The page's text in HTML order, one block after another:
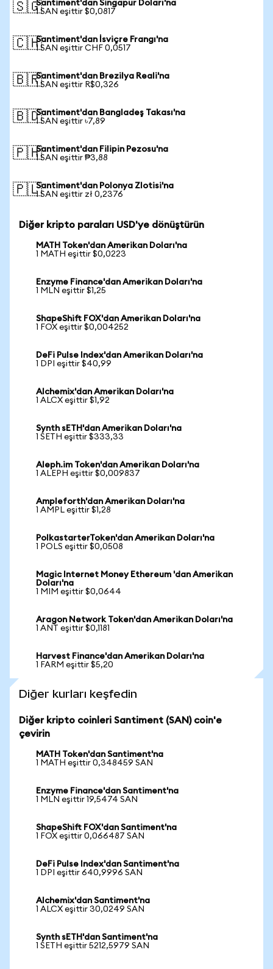
🇸🇬Santiment'dan Singapur Doları'na
1 SAN eşittir $0,0817
🇨🇭Santiment'dan İsviçre Frangı'na
1 SAN eşittir CHF 0,0517
🇧🇷Santiment'dan Brezilya Reali'na
1 SAN eşittir R$0,326
🇧🇩Santiment'dan Bangladeş Takası'na
1 SAN eşittir ৳7,89
🇵🇭Santiment'dan Filipin Pezosu'na
1 SAN eşittir ₱3,88
🇵🇱Santiment'dan Polonya Zlotisi'na
1 SAN eşittir zł 0,2376
Diğer kripto paraları USD'ye dönüştürün
MATH Token'dan Amerikan Doları'na
1 MATH eşittir $0,0223
Enzyme Finance'dan Amerikan Doları'na
1 MLN eşittir $1,25
ShapeShift FOX'dan Amerikan Doları'na
1 FOX eşittir $0,004252
DeFi Pulse Index'dan Amerikan Doları'na
1 DPI eşittir $40,99
Alchemix'dan Amerikan Doları'na
1 ALCX eşittir $1,92
Synth sETH'dan Amerikan Doları'na
1 SETH eşittir $333,33
Aleph.im Token'dan Amerikan Doları'na
1 ALEPH eşittir $0,009837
Ampleforth'dan Amerikan Doları'na
1 AMPL eşittir $1,28
PolkastarterToken'dan Amerikan Doları'na
1 POLS eşittir $0,0508
Magic Internet Money Ethereum 'dan Amerikan
Doları'na
1 MIM eşittir $0,0644
Aragon Network Token'dan Amerikan Doları'na
1 ANT eşittir $0,1181
Harvest Finance'dan Amerikan Doları'na
1 FARM eşittir $5,20
Diğer kurları keşfedin
Diğer kripto coinleri Santiment (SAN) coin'e
çevirin
MATH Token'dan Santiment'na
1 MATH eşittir 0,348459 SAN
Enzyme Finance'dan Santiment'na
1 MLN eşittir 19,5474 SAN
ShapeShift FOX'dan Santiment'na
1 FOX eşittir 0,066487 SAN
DeFi Pulse Index'dan Santiment'na
1 DPI eşittir 640,9996 SAN
Alchemix'dan Santiment'na
1 ALCX eşittir 30,0249 SAN
Synth sETH'dan Santiment'na
1 SETH eşittir 5212,5979 SAN